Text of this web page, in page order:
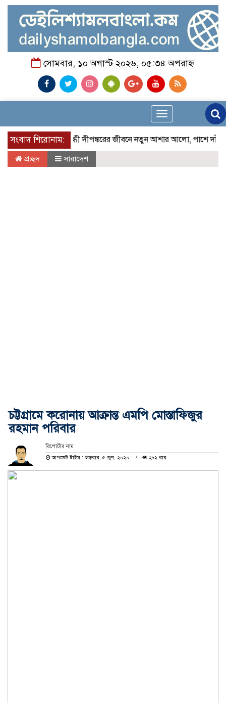
সোমবার, ১০ অগাস্ট ২০২৬, ০৫:৩৪ অপরাহ্ন
Toggle
navigation
সংবাদ শিরোনাম:
প্রতিবন্ধী দীপঙ্করের জীবনে নতুন আশার আলো, পাশে দাঁড়াল
প্রচ্ছদ সারাদেশ
চট্টগ্রামে করোনায় আক্রান্ত এমপি মোস্তাফিজুর
রহমান পরিবার
রিপোর্টার নাম
আপডেট টাইম : শুক্রবার, ৫ জুন, ২০২০
২৯২ বার